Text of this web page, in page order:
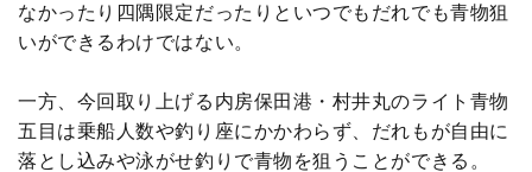
なかったり四隅限定だったりといつでもだれでも青物狙
いができるわけではない。
一方、今回取り上げる内房保田港・村井丸のライト青物
五目は乗船人数や釣り座にかかわらず、だれもが自由に
落とし込みや泳がせ釣りで青物を狙うことができる。